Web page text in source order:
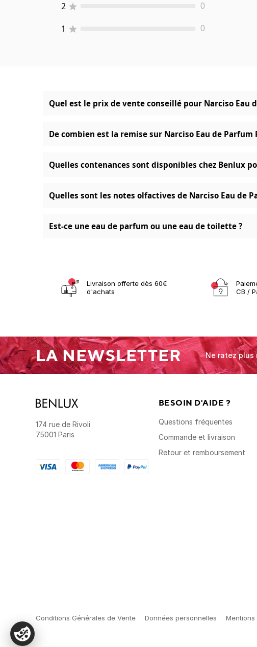
2 0
1
0
Quel est le prix de vente conseillé pour Narciso Eau
De combien est la remise sur Narciso Eau de
Quelles contenances sont disponibles chez Benlux
Quelles sont les notes olfactives de Narciso Eau de
Est-ce une eau de parfum ou une eau de toilette ?
Livraison offerte dès 60€
d'achats
CB /
LA NEWSLETTER Ne ratez plus
174 rue de Rivoli
75001 Paris
BESOIN D'AIDE ?
Questions fréquentes
Commande et livraison
Retour et remboursement
Conditions Générales de Vente Données personnelles Mentions